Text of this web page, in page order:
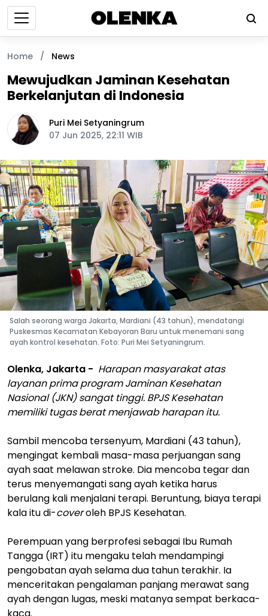
Home / News
Mewujudkan Jaminan Kesehatan
Berkelanjutan di Indonesia
Puri Mei Setyaningrum
07 Jun 2025, 22:11 WIB
Salah seorang warga Jakarta, Mardiani (43 tahun), mendatangi
Puskesmas Kecamatan Kebayoran Baru untuk menemani sang
ayah kontrol kesehatan. Foto: Puri Mei Setyaningrum.
Olenka, Jakarta - Harapan masyarakat atas
layanan prima program Jaminan Kesehatan
Nasional (JKN) sangat tinggi. BPJS Kesehatan
memiliki tugas berat menjawab harapan itu.
Sambil mencoba tersenyum, Mardiani (43 tahun),
mengingat kembali masa-masa perjuangan sang
ayah saat melawan stroke. Dia mencoba tegar dan
terus menyemangati sang ayah ketika harus
berulang kali menjalani terapi. Beruntung, biaya terapi
kala itu di-coveroleh BPJS Kesehatan.
Perempuan yang berprofesi sebagai Ibu Rumah
Tangga (IRT) itu mengaku telah mendampingi
pengobatan ayah selama dua tahun terakhir. Ia
menceritakan pengalaman panjang merawat sang
ayah dengan lugas, meski matanya sempat berkaca-